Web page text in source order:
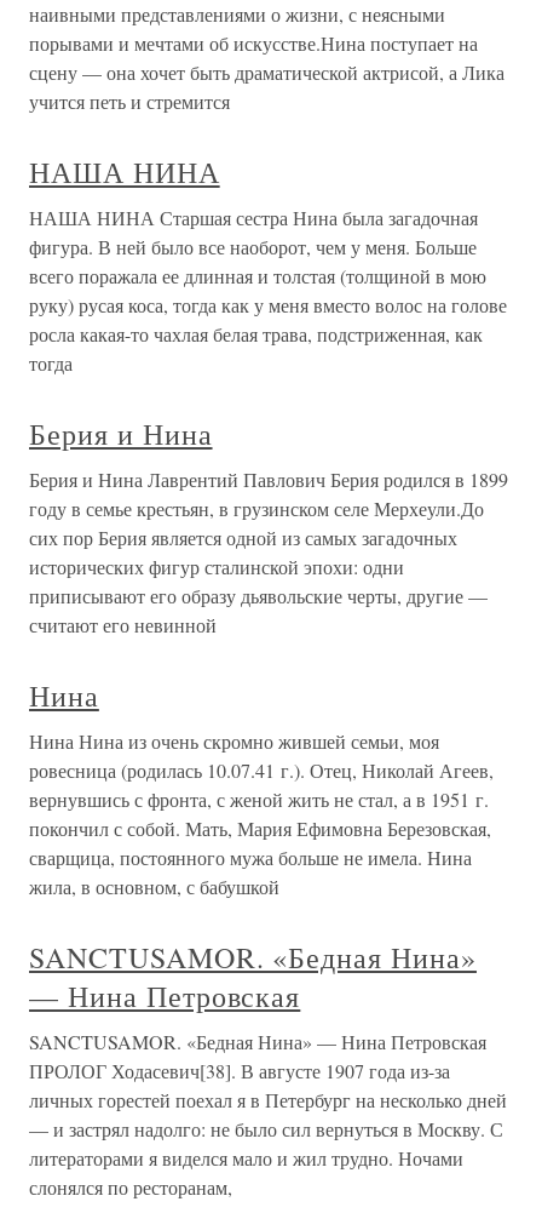
наивными представлениями о жизни, с неясными
порывами и мечтами об искусстве.Нина поступает на
сцену — она хочет быть драматической актрисой, а Лика
учится петь и стремится
НАША НИНА
НАША НИНА Старшая сестра Нина была загадочная
фигура. В ней было все наоборот, чем у меня. Больше
всего поражала ее длинная и толстая (толщиной в мою
руку) русая коса, тогда как у меня вместо волос на голове
росла какая-то чахлая белая трава, подстриженная, как
тогда
Берия и Нина
Берия и Нина Лаврентий Павлович Берия родился в 1899
году в семье крестьян, в грузинском селе Мерхеули.До
сих пор Берия является одной из самых загадочных
исторических фигур сталинской эпохи: одни
приписывают его образу дьявольские черты, другие —
считают его невинной
Нина
Нина Нина из очень скромно жившей семьи, моя
ровесница (родилась 10.07.41 г.). Отец, Николай Агеев,
вернувшись с фронта, с женой жить не стал, а в 1951 г.
покончил с собой. Мать, Мария Ефимовна Березовская,
сварщица, постоянного мужа больше не имела. Нина
жила, в основном, с бабушкой
SANCTUSAMOR. «Бедная Нина»
— Нина Петровская
SANCTUSAMOR. «Бедная Нина» — Нина Петровская
ПРОЛОГ Ходасевич[38]. В августе 1907 года из-за
личных горестей поехал я в Петербург на несколько дней
— и застрял надолго: не было сил вернуться в Москву. С
литераторами я виделся мало и жил трудно. Ночами
слонялся по ресторанам,